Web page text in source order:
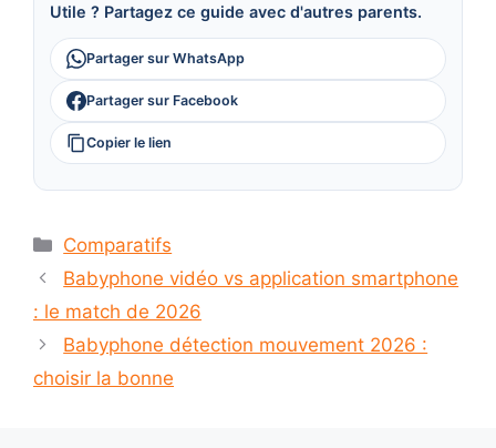
Utile ? Partagez ce guide avec d'autres parents.
Partager sur WhatsApp
Partager sur Facebook
Copier le lien
Catégories
Comparatifs
Babyphone vidéo vs application smartphone
: le match de 2026
Babyphone détection mouvement 2026 :
choisir la bonne